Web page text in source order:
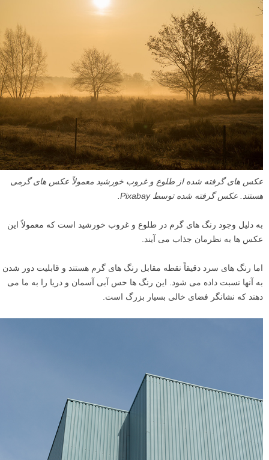
عکس های گرفته شده از طلوع و غروب خورشید معمولاً عکس های گرمی
هستند. عکس گرفته شده توسط Pixabay.
به دلیل وجود رنگ های گرم در طلوع و غروب خورشید است که معمولاً این
عکس ها به نظرمان جذاب می آیند.
اما رنگ های سرد دقیقاً نقطه مقابل رنگ های گرم هستند و قابلیت دور شدن
به آنها نسبت داده می شود. این رنگ ها حس آبی آسمان و دریا را به ما می
دهند که نشانگر فضای خالی بسیار بزرگ است.